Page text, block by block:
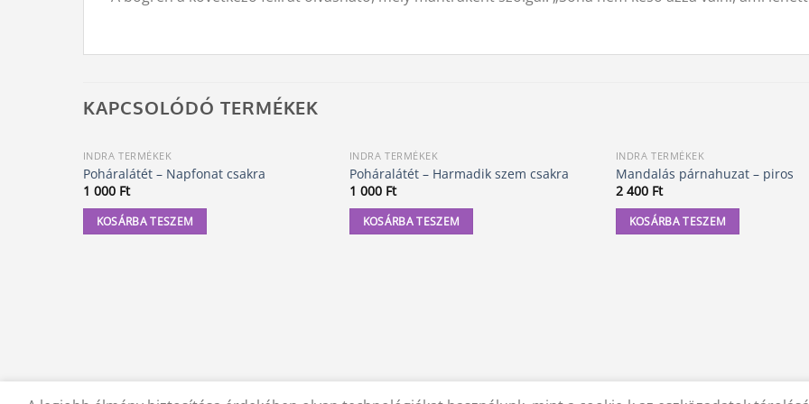
KAPCSOLÓDÓ TERMÉKEK
INDRA TERMÉKEK
Poháralátét – Napfonat csakra
1 000 Ft
KOSÁRBA TESZEM
INDRA TERMÉKEK
Poháralátét – Harmadik szem csakra
1 000 Ft
KOSÁRBA TESZEM
INDRA TERMÉKEK
Mandalás párnahuzat – piros
2 400 Ft
KOSÁRBA TESZEM